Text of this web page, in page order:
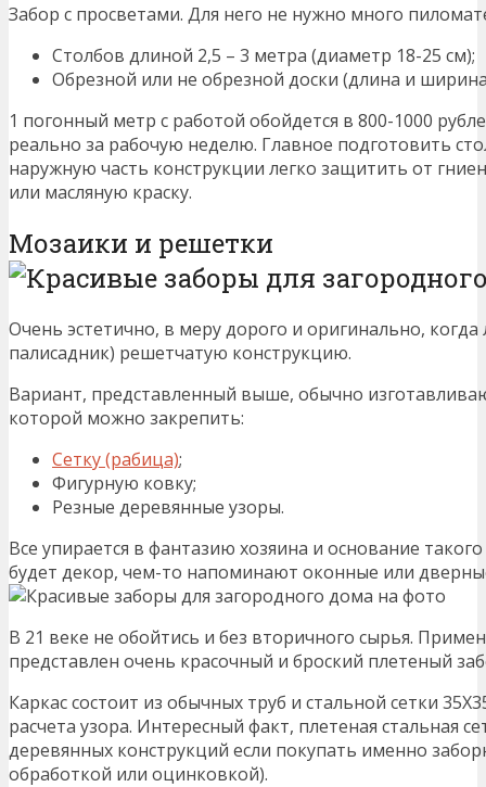
Забор с просветами. Для него не нужно много
Столбов длиной 2,5 – 3 метра (диаметр 18-25 см);
Обрезной или не обрезной доски (длина и
1 погонный метр с работой обойдется в 800-1000
реально за рабочую неделю. Главное подготовить
наружную часть конструкции легко защитить от
или масляную краску.
Мозаики и решетки
Очень эстетично, в меру дорого и оригинально,
палисадник) решетчатую конструкцию.
Вариант, представленный выше, обычно
которой можно закрепить:
Сетку (рабица);
Фигурную ковку;
Резные деревянные узоры.
Все упирается в фантазию хозяина и основание
будет декор, чем-то напоминают оконные или
В 21 веке не обойтись и без вторичного сырья.
представлен очень красочный и броский плетеный
Каркас состоит из обычных труб и стальной сетки
расчета узора. Интересный факт, плетеная стальная
деревянных конструкций если покупать именно
обработкой или оцинковкой).